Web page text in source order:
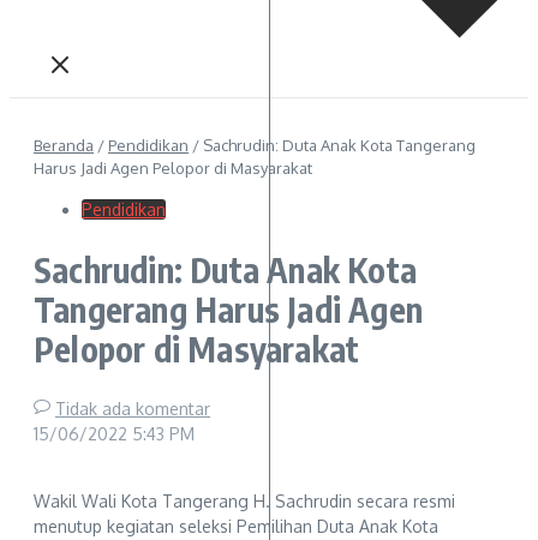
Beranda / Pendidikan / Sachrudin: Duta Anak Kota Tangerang
Harus Jadi Agen Pelopor di Masyarakat
Pendidikan
Sachrudin: Duta Anak Kota
Tangerang Harus Jadi Agen
Pelopor di Masyarakat
Tidak ada komentar
15/06/2022 5:43 PM
Wakil Wali Kota Tangerang H. Sachrudin secara resmi
menutup kegiatan seleksi Pemilihan Duta Anak Kota